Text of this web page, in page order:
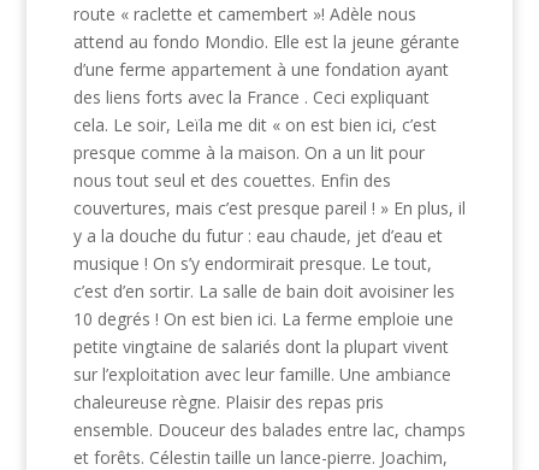
route « raclette et camembert »! Adèle nous
attend au fondo Mondio. Elle est la jeune gérante
d’une ferme appartement à une fondation ayant
des liens forts avec la France . Ceci expliquant
cela. Le soir, Leïla me dit « on est bien ici, c’est
presque comme à la maison. On a un lit pour
nous tout seul et des couettes. Enfin des
couvertures, mais c’est presque pareil ! » En plus, il
y a la douche du futur : eau chaude, jet d’eau et
musique ! On s’y endormirait presque. Le tout,
c’est d’en sortir. La salle de bain doit avoisiner les
10 degrés ! On est bien ici. La ferme emploie une
petite vingtaine de salariés dont la plupart vivent
sur l’exploitation avec leur famille. Une ambiance
chaleureuse règne. Plaisir des repas pris
ensemble. Douceur des balades entre lac, champs
et forêts. Célestin taille un lance-pierre. Joachim,